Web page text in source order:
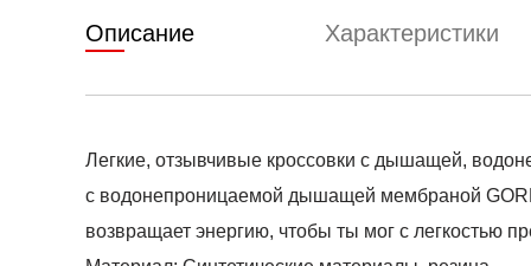
Описание Характеристики
Легкие, отзывчивые кроссовки с дышащей,
с водонепроницаемой дышащей мембраной
возвращает энергию, чтобы ты мог с легкостью